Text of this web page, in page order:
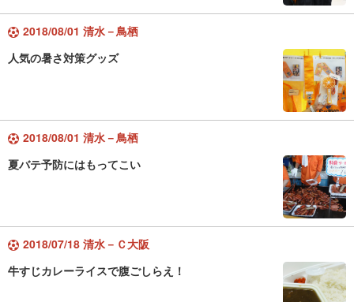
2018/08/01 清水－鳥栖
人気の暑さ対策グッズ
2018/08/01 清水－鳥栖
夏バテ予防にはもってこい
2018/07/18 清水－Ｃ大阪
牛すじカレーライスで腹ごしらえ！